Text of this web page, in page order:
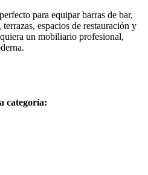
para equipar barras de bar,
espacios de restauración y
un mobiliario profesional,
categoría: